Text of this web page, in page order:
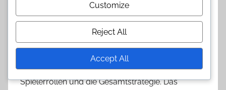
Wettkampfformate im
Pferde-Basketball?
Wettkampfformate im Pferde-Basketball variieren
erheblich und beeinflussen das Gameplay, die
Spielerrollen und die Gesamtstrategie. Das
Customize
Reject All
Accept All